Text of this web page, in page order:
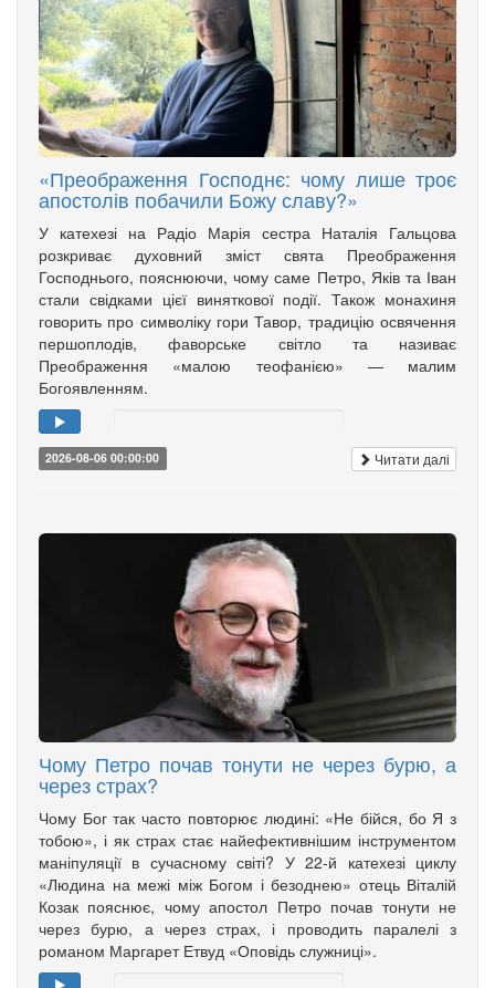
«Преображення Господнє: чому лише троє
апостолів побачили Божу славу?»
У катехезі на Радіо Марія сестра Наталія Гальцова
розкриває духовний зміст свята Преображення
Господнього, пояснюючи, чому саме Петро, Яків та Іван
стали свідками цієї виняткової події. Також монахиня
говорить про символіку гори Тавор, традицію освячення
першоплодів, фаворське світло та називає
Преображення «малою теофанією» — малим
Богоявленням.
2026-08-06 00:00:00 Читати далі
Чому Петро почав тонути не через бурю, а
через страх?
Чому Бог так часто повторює людині: «Не бійся, бо Я з
тобою», і як страх стає найефективнішим інструментом
маніпуляції в сучасному світі? У 22-й катехезі циклу
«Людина на межі між Богом і безоднею» отець Віталій
Козак пояснює, чому апостол Петро почав тонути не
через бурю, а через страх, і проводить паралелі з
романом Маргарет Етвуд «Оповідь служниці».